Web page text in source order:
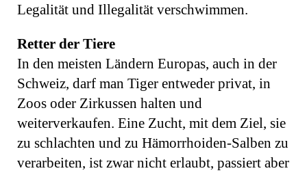
Legalität und Illegalität verschwimmen.
Retter der Tiere
In den meisten Ländern Europas, auch in der
Schweiz, darf man Tiger entweder privat, in
Zoos oder Zirkussen halten und
weiterverkaufen. Eine Zucht, mit dem Ziel, sie
zu schlachten und zu Hämorrhoiden-Salben zu
verarbeiten, ist zwar nicht erlaubt, passiert aber